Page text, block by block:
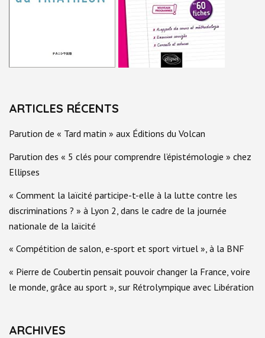
ARTICLES RÉCENTS
Parution de « Tard matin » aux Éditions du Volcan
Parution des « 5 clés pour comprendre l’épistémologie » chez
Ellipses
« Comment la laïcité participe-t-elle à la lutte contre les
discriminations ? » à Lyon 2, dans le cadre de la journée
nationale de la laïcité
« Compétition de salon, e-sport et sport virtuel », à la BNF
« Pierre de Coubertin pensait pouvoir changer la France, voire
le monde, grâce au sport », sur Rétrolympique avec Libération
ARCHIVES